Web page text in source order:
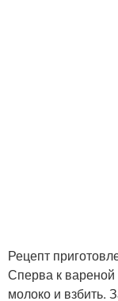
Рецепт
Сперва к вареной
молоко и взбить.